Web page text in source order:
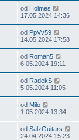
od Holmes
17.05.2024 14:36
od PpVv59
14.05.2024 17:58
od Roman5
6.05.2024 19:11
od RadekS
5.05.2024 11:05
od Milo
1.05.2024 13:34
od SalzGuitars
24.04.2024 15:23